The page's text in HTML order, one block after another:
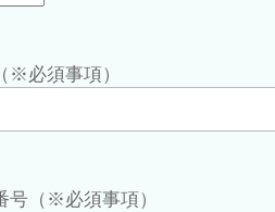
※必須事項）
号（※必須事項）